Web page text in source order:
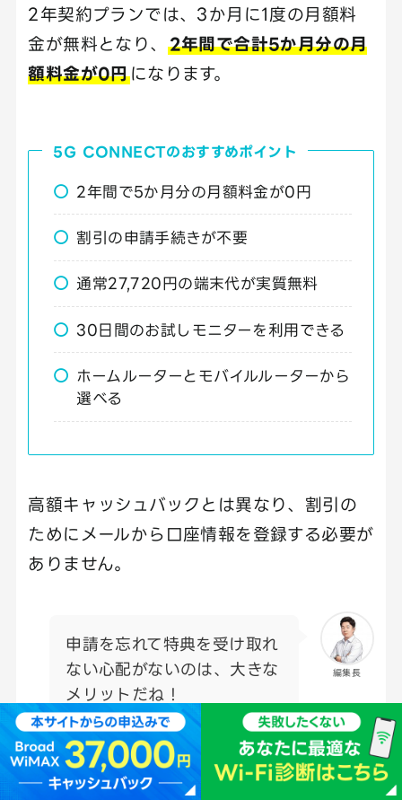
2年契約プランでは、3か月に1度の月額料
金が無料となり、 2年間で合計5か月分の月
額料金が0円になります。
5G CONNECTのおすすめポイント
2年間で5か月分の月額料金が0円
割引の申請手続きが不要
通常27,720円の端末代が実質無料
30日間のお試しモニターを利用できる
ホームルーターとモバイルルーターから
選べる
高額キャッシュバックとは異なり、割引の
ためにメールから口座情報を登録する必要が
ありません。
編集長
申請を忘れて特典を受け取れ
ない心配がないのは、大きな
メリットだね！
一方で、最安級の料金になるのは2年契約プ